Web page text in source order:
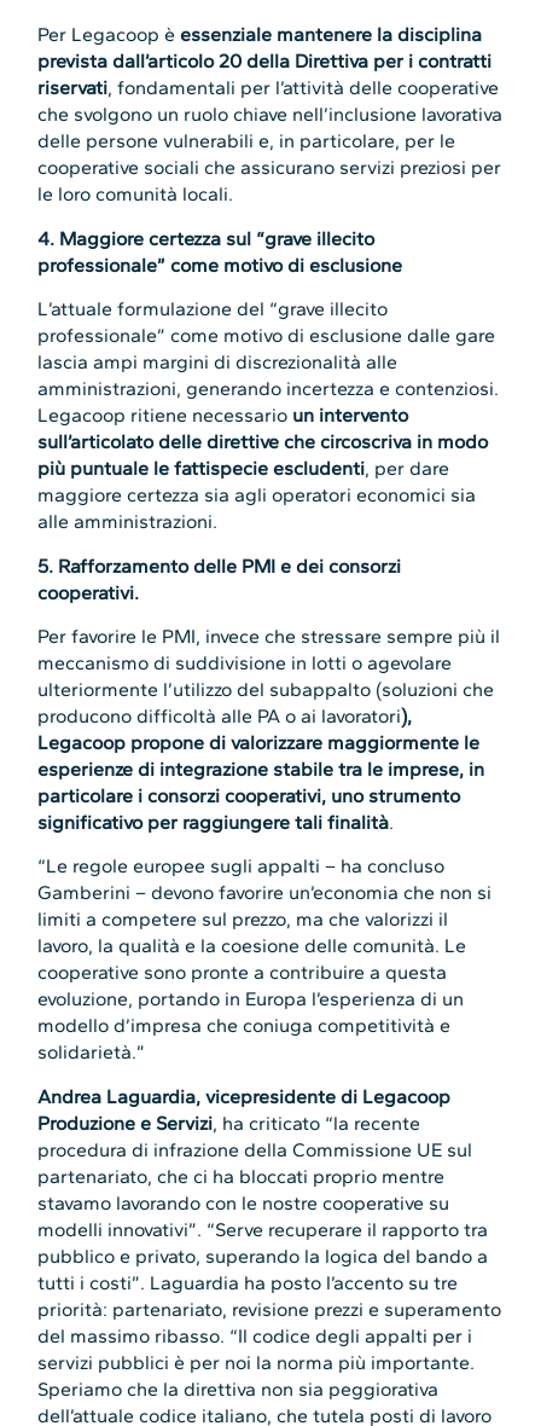
Per Legacoop èessenziale mantenere la disciplina
prevista dall’articolo 20 della Direttiva per i contratti
riservati, fondamentali per l’attività delle cooperative
che svolgono un ruolo chiave nell’inclusione lavorativa
delle persone vulnerabili e, in particolare, per le
cooperative sociali che assicurano servizi preziosi per
le loro comunità locali.
4. Maggiore certezza sul “grave illecito
professionale” come motivo di esclusione
L’attuale formulazione del “grave illecito
professionale” come motivo di esclusione dalle gare
lascia ampi margini di discrezionalità alle
amministrazioni, generando incertezza e contenziosi.
Legacoop ritiene necessario un intervento
sull’articolato delle direttive che circoscriva in modo
più puntuale le fattispecie escludenti, per dare
maggiore certezza sia agli operatori economici sia
alle amministrazioni.
5. Rafforzamento delle PMI e dei consorzi
cooperativi.
Per favorire le PMI, invece che stressare sempre più il
meccanismo di suddivisione in lotti o agevolare
ulteriormente l’utilizzo del subappalto (soluzioni che
producono difficoltà alle PA o ai lavoratori),
Legacoop propone di valorizzare maggiormente le
esperienze di integrazione stabile tra le imprese, in
particolare i consorzi cooperativi, uno strumento
significativo per raggiungere tali finalità.
“Le regole europee sugli appalti – ha concluso
Gamberini – devono favorire un’economia che non si
limiti a competere sul prezzo, ma che valorizzi il
lavoro, la qualità e la coesione delle comunità. Le
cooperative sono pronte a contribuire a questa
evoluzione, portando in Europa l’esperienza di un
modello d’impresa che coniuga competitività e
solidarietà.”
Andrea Laguardia, vicepresidente di Legacoop
Produzione e Servizi, ha criticato “la recente
procedura di infrazione della Commissione UE sul
partenariato, che ci ha bloccati proprio mentre
stavamo lavorando con le nostre cooperative su
modelli innovativi”. “Serve recuperare il rapporto tra
pubblico e privato, superando la logica del bando a
tutti i costi”. Laguardia ha posto l’accento su tre
priorità: partenariato, revisione prezzi e superamento
del massimo ribasso. “Il codice degli appalti per i
servizi pubblici è per noi la norma più importante.
Speriamo che la direttiva non sia peggiorativa
dell’attuale codice italiano, che tutela posti di lavoro